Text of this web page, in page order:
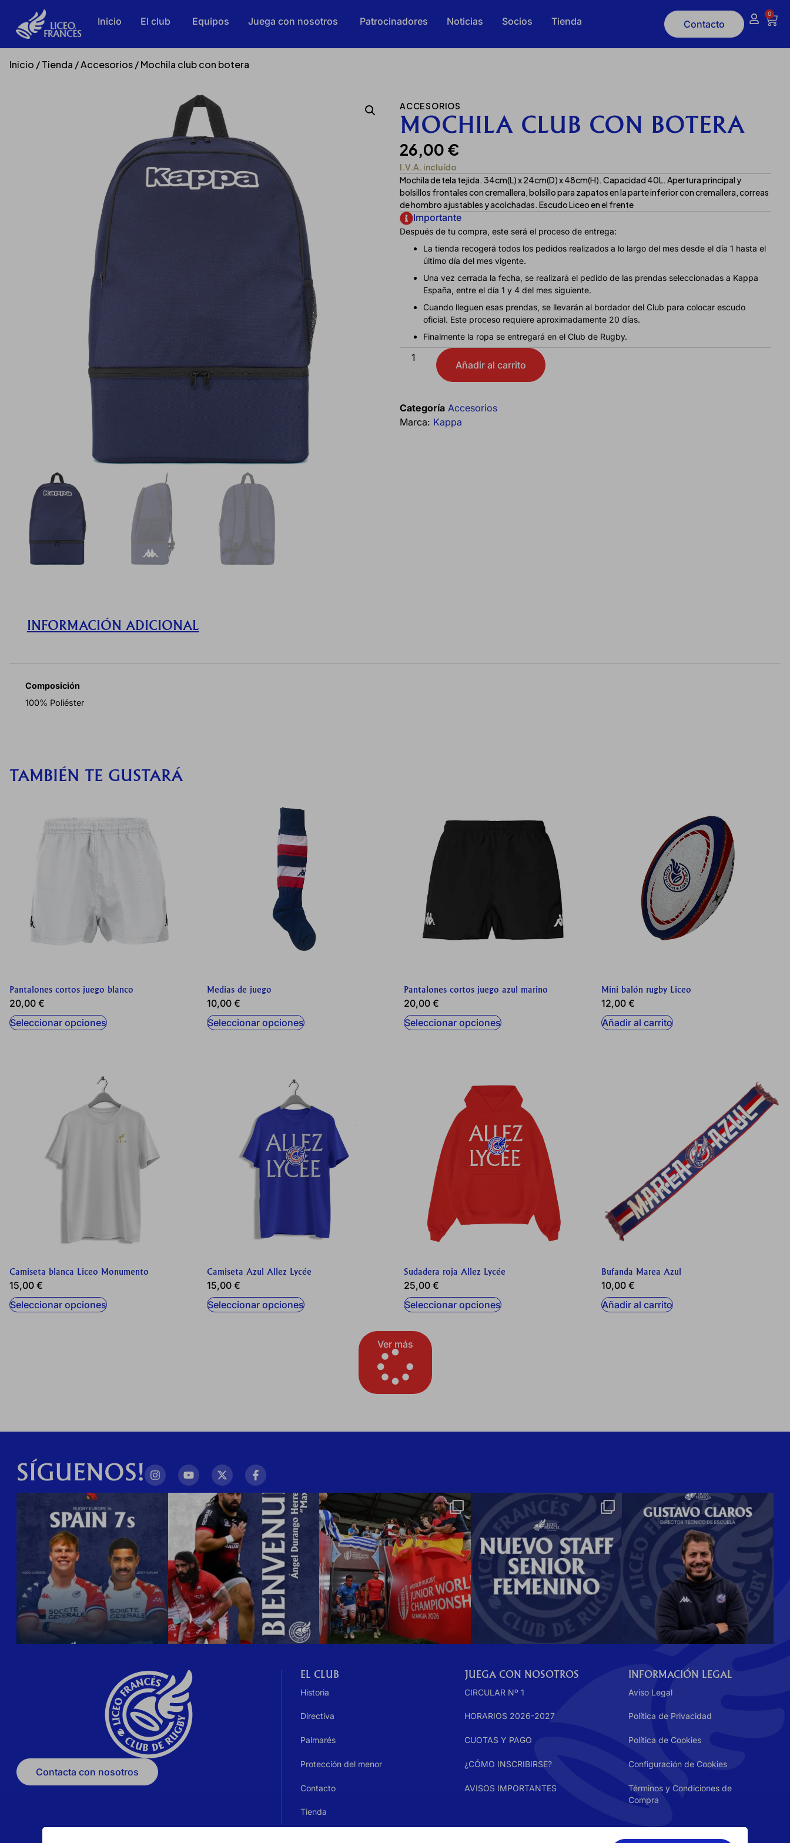
Inicio El club Equipos Juega con nosotros Patrocinadores Noticias Socios Tienda Contacto
0
Inicio /Tienda /Accesorios/ Mochila club con botera
ACCESORIOS
MOCHILA CLUB CON BOTERA
26,00 €
I.V.A. incluído
Mochila de tela tejida. 34cm(L) x 24cm(D) x 48cm(H). Capacidad 40L. Apertura principal y
bolsillos frontales con cremallera, bolsillo para zapatos en la parte inferior con cremallera, correas
de hombro ajustables y acolchadas. Escudo Liceo en el frente
Importante
Después de tu compra, este será el proceso de entrega:
La tienda recogerá todos los pedidos realizados a lo largo del mes desde el día 1 hasta el
último día del mes vigente.
Una vez cerrada la fecha, se realizará el pedido de las prendas seleccionadas a Kappa
España, entre el día 1 y 4 del mes siguiente.
Cuando lleguen esas prendas, se llevarán al bordador del Club para colocar escudo
oficial. Este proceso requiere aproximadamente 20 días.
Finalmente la ropa se entregará en el Club de Rugby.
Añadir al carrito
Categoría Accesorios
Marca: Kappa
INFORMACIÓN ADICIONAL
Composición
100% Poliéster
TAMBIÉN TE GUSTARÁ
Pantalones cortos juego blanco
20,00 €
Seleccionar opciones
Medias de juego
10,00 €
Seleccionar opciones
Pantalones cortos juego azul marino
20,00 €
Seleccionar opciones
Mini balón rugby Liceo
12,00 €
Añadir al carrito
Camiseta blanca Liceo Monumento
15,00 €
Seleccionar opciones
Camiseta Azul Allez Lycée
15,00 €
Seleccionar opciones
Sudadera roja Allez Lycée
25,00 €
Seleccionar opciones
Bufanda Marea Azul
10,00 €
Añadir al carrito
Ver más
SÍGUENOS!
Contacta con nosotros
EL CLUB
Historia
Directiva
Palmarés
Protección del menor
Contacto
Tienda
JUEGA CON NOSOTROS
CIRCULAR Nº 1
HORARIOS 2026-2027
CUOTAS Y PAGO
¿CÓMO INSCRIBIRSE?
AVISOS IMPORTANTES
INFORMACIÓN LEGAL
Aviso Legal
Política de Privacidad
Política de Cookies
Configuración de Cookies
Términos y Condiciones de
Compra
CONFIGURACIÓN DE COOKIES RECHAZAR TODO
Estas cookies son necesarias para que el sitio web funcione y no se pueden desactivar en nuestros sistemas. Puede configurar su
navegador para bloquear o alertar sobre estas cookies, pero alguna áreas del sitio no funcionarán. Estas cookies no almacenan
ninguna información de identificación personal.
ayudan a saber qué páginas son las más o menos visitadas, y cómo los visitantes navegan por el sitio. Toda la información que
recogen estas cookies es agregada y, por lo tanto, es anónima.
Puedes volver a configurar tus cookies desde la sección "Configuración de cookies" al pie de la página. También puedes consultar nuestra